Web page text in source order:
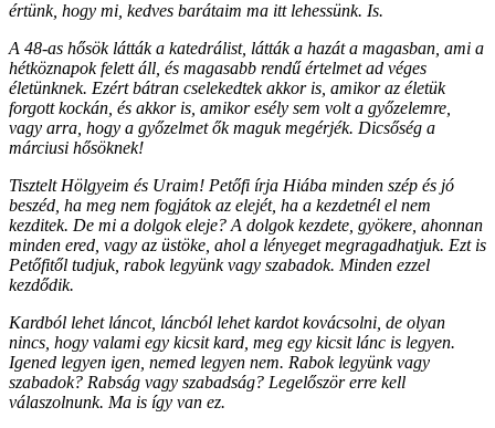
értünk, hogy mi, kedves barátaim ma itt lehessünk. Is.
A 48-as hősök látták a katedrálist, látták a hazát a magasban, ami a
hétköznapok felett áll, és magasabb rendű értelmet ad véges
életünknek. Ezért bátran cselekedtek akkor is, amikor az életük
forgott kockán, és akkor is, amikor esély sem volt a győzelemre,
vagy arra, hogy a győzelmet ők maguk megérjék. Dicsőség a
márciusi hősöknek!
Tisztelt Hölgyeim és Uraim! Petőfi írja Hiába minden szép és jó
beszéd, ha meg nem fogjátok az elejét, ha a kezdetnél el nem
kezditek. De mi a dolgok eleje? A dolgok kezdete, gyökere, ahonnan
minden ered, vagy az üstöke, ahol a lényeget megragadhatjuk. Ezt is
Petőfitől tudjuk, rabok legyünk vagy szabadok. Minden ezzel
kezdődik.
Kardból lehet láncot, láncból lehet kardot kovácsolni, de olyan
nincs, hogy valami egy kicsit kard, meg egy kicsit lánc is legyen.
Igened legyen igen, nemed legyen nem. Rabok legyünk vagy
szabadok? Rabság vagy szabadság? Legelőször erre kell
válaszolnunk. Ma is így van ez.